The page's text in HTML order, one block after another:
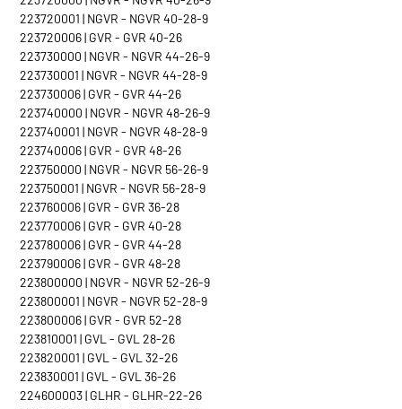
223720001 | NGVR - NGVR 40-28-9
223720006 | GVR - GVR 40-26
223730000 | NGVR - NGVR 44-26-9
223730001 | NGVR - NGVR 44-28-9
223730006 | GVR - GVR 44-26
223740000 | NGVR - NGVR 48-26-9
223740001 | NGVR - NGVR 48-28-9
223740006 | GVR - GVR 48-26
223750000 | NGVR - NGVR 56-26-9
223750001 | NGVR - NGVR 56-28-9
223760006 | GVR - GVR 36-28
223770006 | GVR - GVR 40-28
223780006 | GVR - GVR 44-28
223790006 | GVR - GVR 48-28
223800000 | NGVR - NGVR 52-26-9
223800001 | NGVR - NGVR 52-28-9
223800006 | GVR - GVR 52-28
223810001 | GVL - GVL 28-26
223820001 | GVL - GVL 32-26
223830001 | GVL - GVL 36-26
224600003 | GLHR - GLHR-22-26